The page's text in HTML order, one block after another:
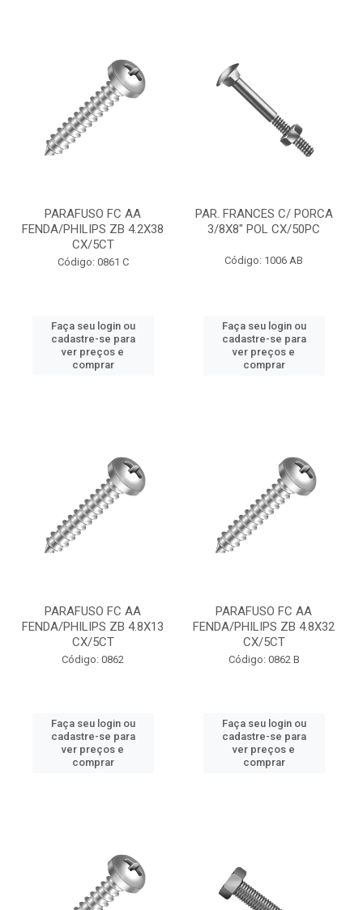
PARAFUSO FC AA
FENDA/PHILIPS ZB 4.2X38
CX/5CT
Código: 0861 C
Faça seu login ou
cadastre-se para
ver preços e
comprar
PAR. FRANCES C/ PORCA
3/8X8" POL CX/50PC
Código: 1006 AB
Faça seu login ou
cadastre-se para
ver preços e
comprar
PARAFUSO FC AA
FENDA/PHILIPS ZB 4.8X13
CX/5CT
Código: 0862
Faça seu login ou
cadastre-se para
ver preços e
comprar
PARAFUSO FC AA
FENDA/PHILIPS ZB 4.8X32
CX/5CT
Código: 0862 B
Faça seu login ou
cadastre-se para
ver preços e
comprar